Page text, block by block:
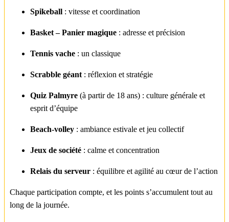
Spikeball : vitesse et coordination
Basket – Panier magique : adresse et précision
Tennis vache : un classique
Scrabble géant : réflexion et stratégie
Quiz Palmyre (à partir de 18 ans) : culture générale et
esprit d’équipe
Beach-volley : ambiance estivale et jeu collectif
Jeux de société : calme et concentration
Relais du serveur : équilibre et agilité au cœur de l’action
Chaque participation compte, et les points s’accumulent tout au
long de la journée.